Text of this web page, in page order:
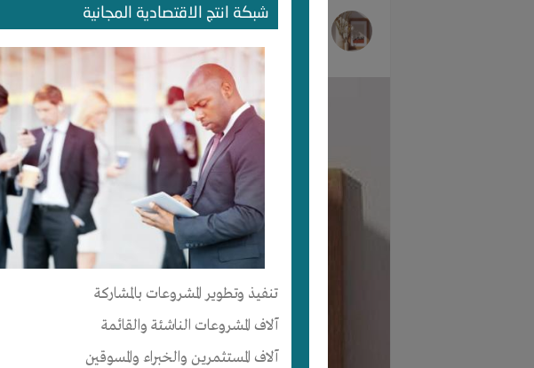
شبكة انتج الاقتصادية المجانية
تنفيذ وتطوير المشروعات بالمشاركة
آلاف المشروعات الناشئة والقائمة
آلاف المستثمرين والخبراء والمسوقين
غيرت صورتها الشخصية